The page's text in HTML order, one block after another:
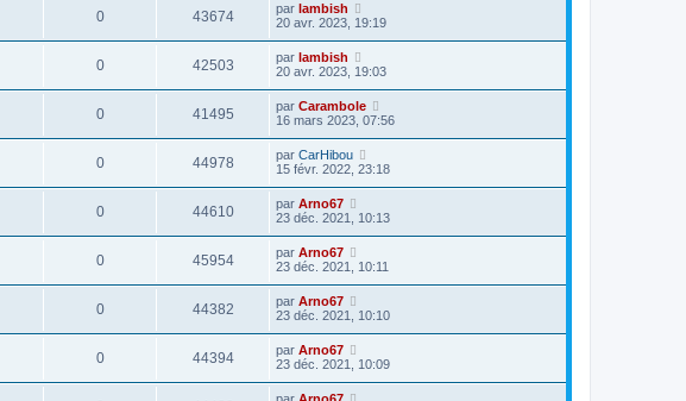
0 43674 par lambish
20 avr. 2023, 19:19
0 42503 par lambish
20 avr. 2023, 19:03
0 41495 par Carambole
16 mars 2023, 07:56
0 44978 par CarHibou
15 févr. 2022, 23:18
0 44610 par Arno67
23 déc. 2021, 10:13
0 45954 par Arno67
23 déc. 2021, 10:11
0 44382 par Arno67
23 déc. 2021, 10:10
0 44394 par Arno67
23 déc. 2021, 10:09